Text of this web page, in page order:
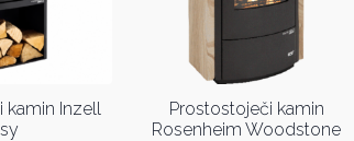
kamin Inzell
Prostostoječi kamin
Rosenheim Woodstone